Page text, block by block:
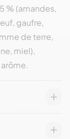
% (amandes,
gaufre,
de terre,
miel),